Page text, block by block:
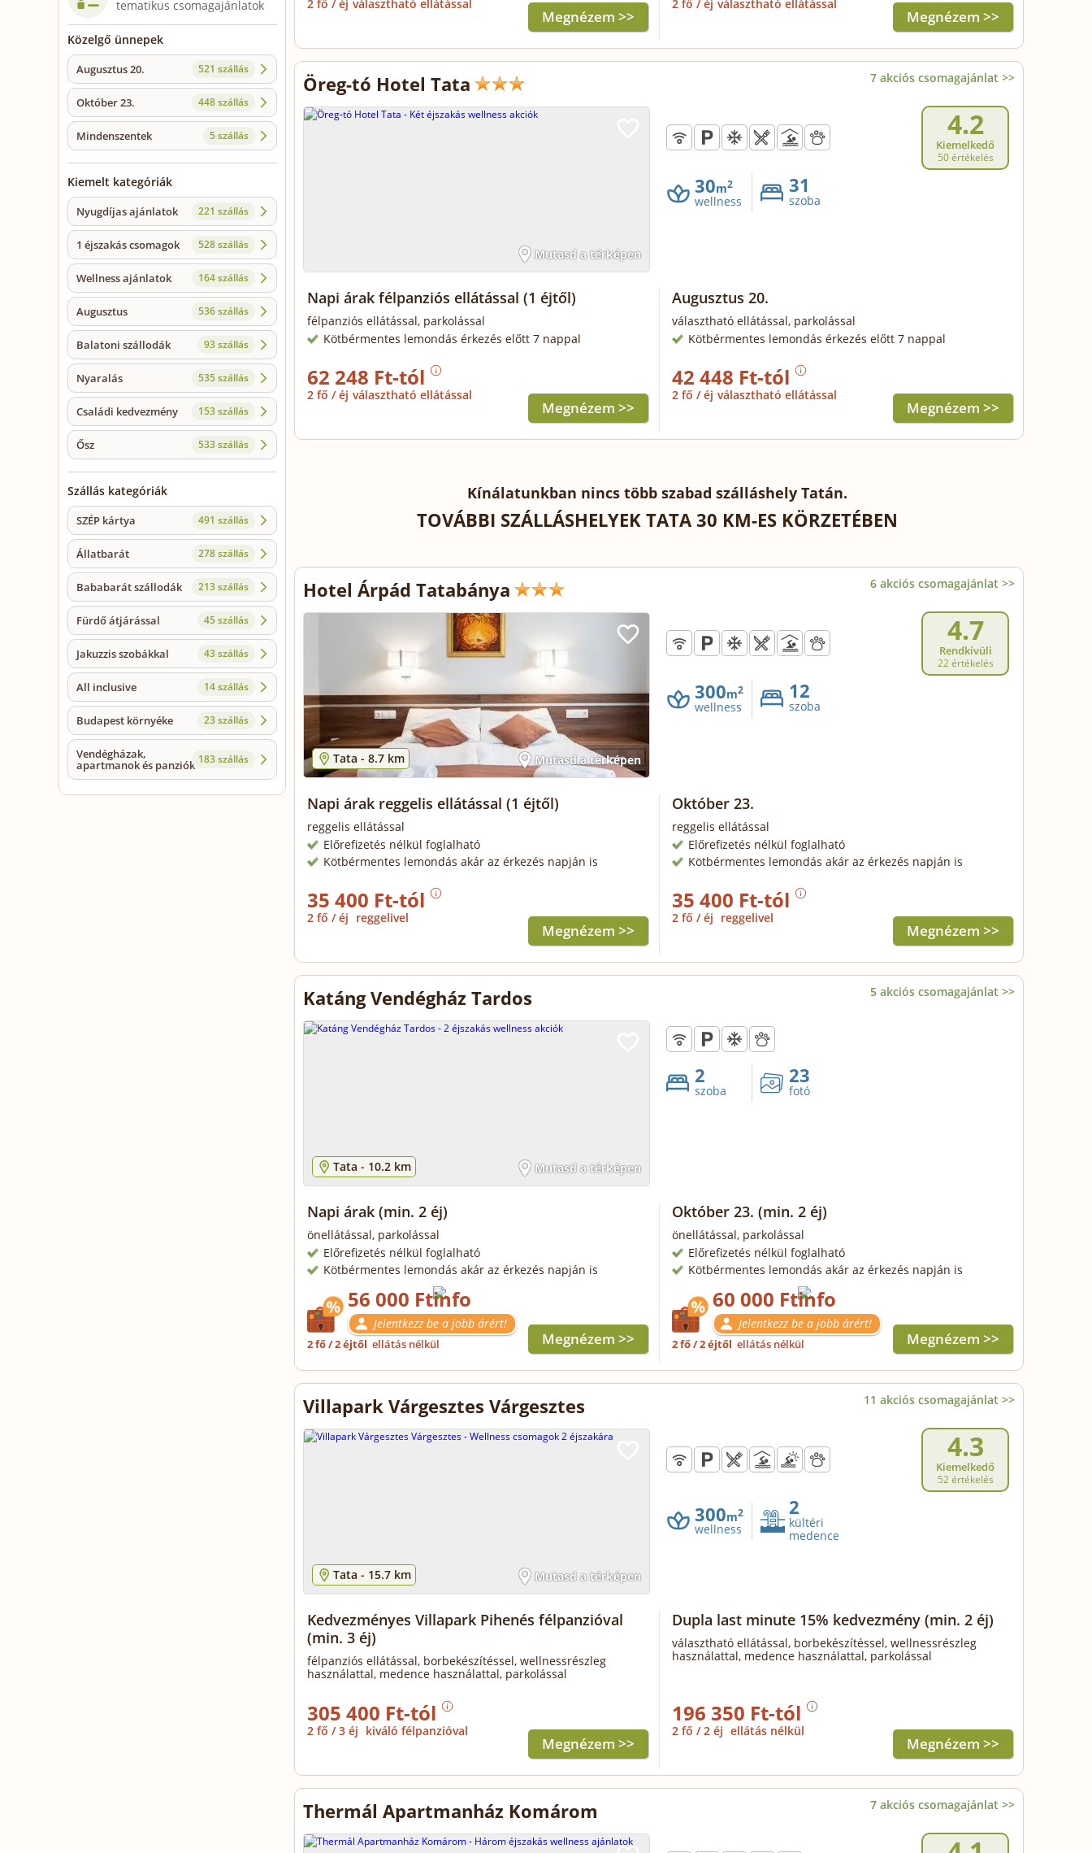
tematikus csomagajánlatok
Közelgő ünnepek
Augusztus 20. 521 szállás
Október 23. 448 szállás
Mindenszentek 5 szállás
Kiemelt kategóriák
Nyugdíjas ajánlatok 221 szállás
1 éjszakás csomagok 528 szállás
Wellness ajánlatok 164 szállás
Augusztus 536 szállás
Balatoni szállodák 93 szállás
Nyaralás 535 szállás
Családi kedvezmény 153 szállás
Ősz 533 szállás
Szállás kategóriák
SZÉP kártya 491 szállás
Állatbarát 278 szállás
Bababarát szállodák 213 szállás
Fürdő átjárással 45 szállás
Jakuzzis szobákkal 43 szállás
All inclusive 14 szállás
Budapest környéke 23 szállás
Vendégházak,
apartmanok és panziók 183 szállás
2 fő / éj választható ellátással
Megnézem >>
2 fő / éj választható ellátással
Megnézem >>
Öreg-tó Hotel Tata 7 akciós csomagajánlat >>
Mutasd a térképen
4.2
Kiemelkedő
50 értékelés
30m2
wellness
31
szoba
Napi árak félpanziós ellátással (1 éjtől)
félpanziós ellátással, parkolással
Kötbérmentes lemondás érkezés előtt 7 nappal
62 248 Ft-tól
2 fő / éj választható ellátással
Megnézem >>
Augusztus 20.
választható ellátással, parkolással
Kötbérmentes lemondás érkezés előtt 7 nappal
42 448 Ft-tól
2 fő / éj választható ellátással
Megnézem >>
Kínálatunkban nincs több szabad szálláshely Tatán.
TOVÁBBI SZÁLLÁSHELYEK TATA 30 KM-ES KÖRZETÉBEN
Hotel Árpád Tatabánya 6 akciós csomagajánlat >>
Mutasd a térképen
Tata - 8.7 km
4.7
Rendkívüli
22 értékelés
300m2
wellness
12
szoba
Napi árak reggelis ellátással (1 éjtől)
reggelis ellátással
Előrefizetés nélkül foglalható
Kötbérmentes lemondás akár az érkezés napján is
35 400 Ft-tól
2 fő / éj reggelivel
Megnézem >>
Október 23.
reggelis ellátással
Előrefizetés nélkül foglalható
Kötbérmentes lemondás akár az érkezés napján is
35 400 Ft-tól
2 fő / éj reggelivel
Megnézem >>
Katáng Vendégház Tardos 5 akciós csomagajánlat >>
Mutasd a térképen
Tata - 10.2 km
2
szoba
23
fotó
Napi árak (min. 2 éj)
önellátással, parkolással
Előrefizetés nélkül foglalható
Kötbérmentes lemondás akár az érkezés napján is
56 000 Ft
Jelentkezz be a jobb árért!
2 fő / 2 éjtől ellátás nélkül Megnézem >>
Október 23. (min. 2 éj)
önellátással, parkolással
Előrefizetés nélkül foglalható
Kötbérmentes lemondás akár az érkezés napján is
60 000 Ft
Jelentkezz be a jobb árért!
2 fő / 2 éjtől ellátás nélkül Megnézem >>
Villapark Várgesztes Várgesztes 11 akciós csomagajánlat >>
Mutasd a térképen
Tata - 15.7 km
4.3
Kiemelkedő
52 értékelés
300m2
wellness
2
kültéri
medence
Kedvezményes Villapark Pihenés félpanzióval
(min. 3 éj)
félpanziós ellátással, borbekészítéssel, wellnessrészleg
használattal, medence használattal, parkolással
305 400 Ft-tól
2 fő / 3 éj kiváló félpanzióval
Megnézem >>
Dupla last minute 15% kedvezmény (min. 2 éj)
választható ellátással, borbekészítéssel, wellnessrészleg
használattal, medence használattal, parkolással
196 350 Ft-tól
2 fő / 2 éj ellátás nélkül
Megnézem >>
Thermál Apartmanház Komárom 7 akciós csomagajánlat >>